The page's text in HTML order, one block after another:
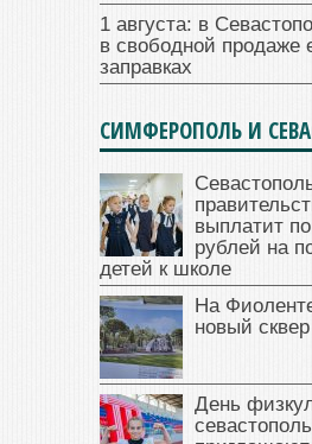
1 августа: в
в свободной продаже
заправках
СИМФЕРОПОЛЬ И
выплатит
рублей на
детей к школе
На
новый сквер
День